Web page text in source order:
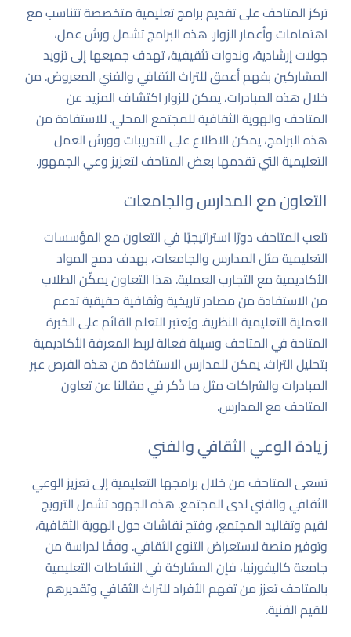
تركز المتاحف على تقديم برامج تعليمية متخصصة تتناسب مع
اهتمامات وأعمار الزوار. هذه البرامج تشمل ورش عمل،
جولات إرشادية، وندوات تثقيفية، تهدف جميعها إلى تزويد
المشاركين بفهم أعمق للتراث الثقافي والفني المعروض. من
خلال هذه المبادرات، يمكن للزوار اكتشاف المزيد عن
المتاحف والهوية الثقافية للمجتمع المحلي. للاستفادة من
هذه البرامج، يمكن الاطلاع علىالتدريبات وورش العمل
التعليميةالتي تقدمها بعض المتاحف لتعزيز وعي الجمهور.
التعاون مع المدارس والجامعات
تلعب المتاحف دورًا استراتيجيًا في التعاون مع المؤسسات
التعليمية مثل المدارس والجامعات، بهدف دمج المواد
الأكاديمية مع التجارب العملية. هذا التعاون يمكّن الطلاب
من الاستفادة من مصادر تاريخية وثقافية حقيقية تدعم
العملية التعليمية النظرية. ويُعتبر التعلم القائم على الخبرة
المتاحة في المتاحف وسيلة فعالة لربط المعرفة الأكاديمية
بتحليل التراث. يمكن للمدارس الاستفادة من هذه الفرص عبر
المبادرات والشراكات مثل ما ذُكر فيمقالنا عن تعاون
المتاحف مع المدارس.
زيادة الوعي الثقافي والفني
تسعى المتاحف من خلال برامجها التعليمية إلى تعزيز الوعي
الثقافي والفني لدى المجتمع. هذه الجهود تشمل الترويج
لقيم وتقاليد المجتمع، وفتح نقاشات حول الهوية الثقافية،
وتوفير منصة لاستعراض التنوع الثقافي. وفقًا لدراسة من
جامعة كاليفورنيا، فإن المشاركة في النشاطات التعليمية
بالمتاحف تعزز من تفهم الأفراد للتراث الثقافي وتقديرهم
للقيم الفنية.